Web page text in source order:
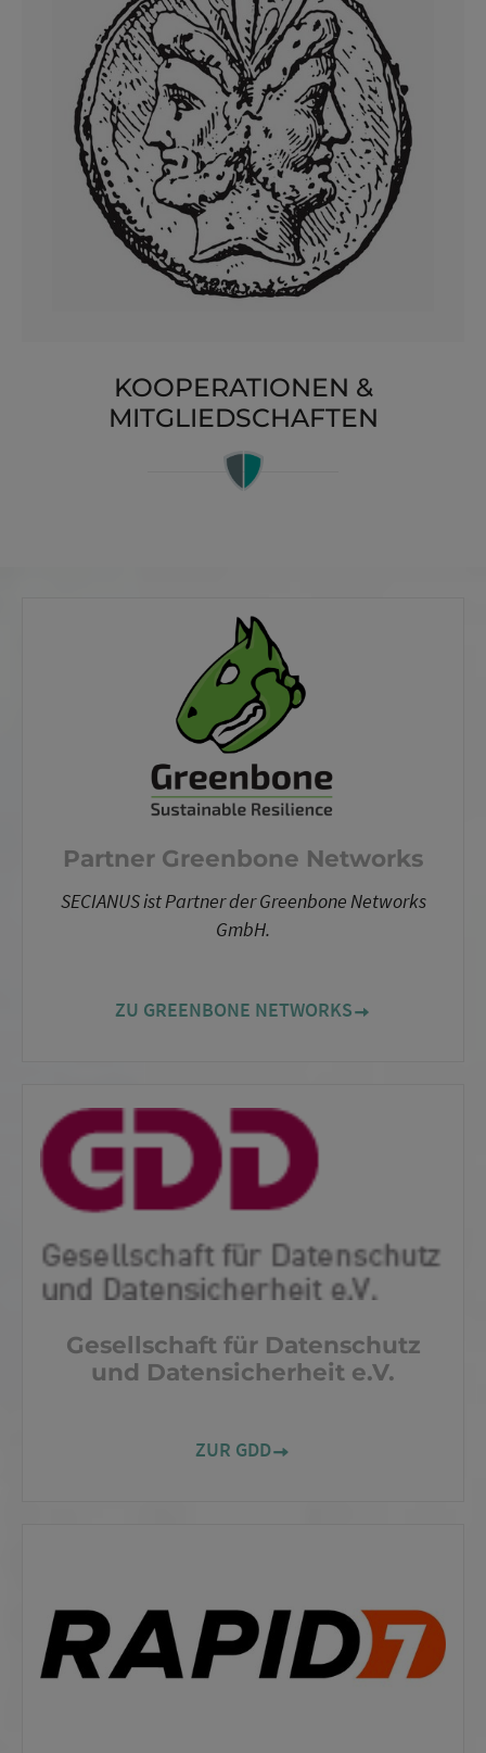
KOOPERATIONEN &
MITGLIEDSCHAFTEN
Partner Greenbone Networks
SECIANUS ist Partner der Greenbone Networks
GmbH.
ZU GREENBONE NETWORKS
Gesellschaft für Datenschutz
und Datensicherheit e.V.
ZUR GDD